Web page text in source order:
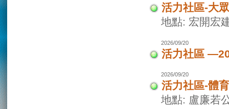
活力社區-大
地點: 宏開宏
2026/09/20
活力社區
2026/09/20
活力社區-體
地點: 盧廉若